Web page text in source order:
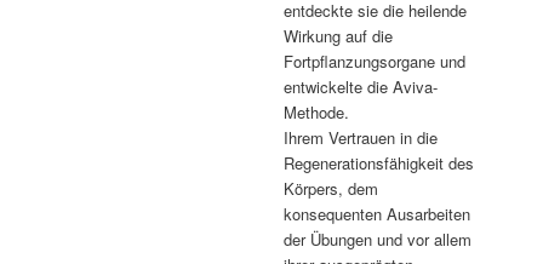
entdeckte sie die heilende
Wirkung auf die
Fortpflanzungsorgane und
entwickelte die Aviva-
Methode.
Ihrem Vertrauen in die
Regenerationsfähigkeit des
Körpers, dem
konsequenten Ausarbeiten
der Übungen und vor allem